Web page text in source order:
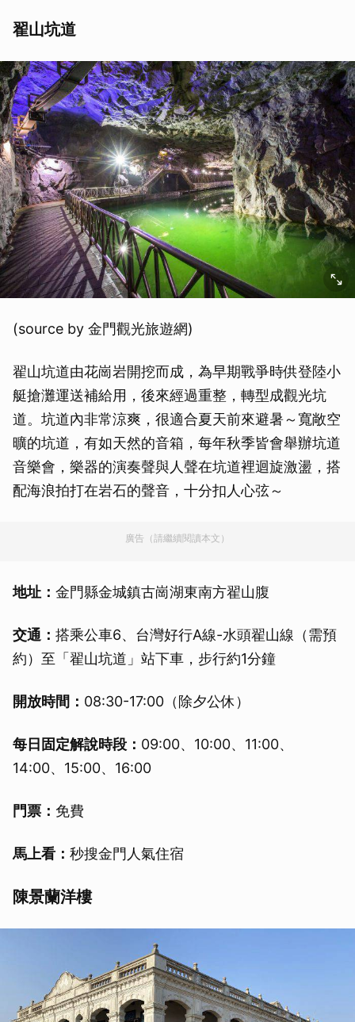
翟山坑道
(source by 金門觀光旅遊網)
翟山坑道由花崗岩開挖而成，為早期戰爭時供登陸小
艇搶灘運送補給用，後來經過重整，轉型成觀光坑
道。坑道內非常涼爽，很適合夏天前來避暑～寬敞空
曠的坑道，有如天然的音箱，每年秋季皆會舉辦坑道
音樂會，樂器的演奏聲與人聲在坑道裡迴旋激盪，搭
配海浪拍打在岩石的聲音，十分扣人心弦～
廣告（請繼續閱讀本文）
地址： 金門縣金城鎮古崗湖東南方翟山腹
交通： 搭乘公車6、台灣好行A線-水頭翟山線（需預
約）至「翟山坑道」站下車，步行約1分鐘
開放時間： 08:30-17:00（除夕公休）
每日固定解說時段： 09:00、10:00、11:00、
14:00、15:00、16:00
門票： 免費
馬上看： 秒搜金門人氣住宿
陳景蘭洋樓